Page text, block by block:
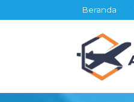
Beranda